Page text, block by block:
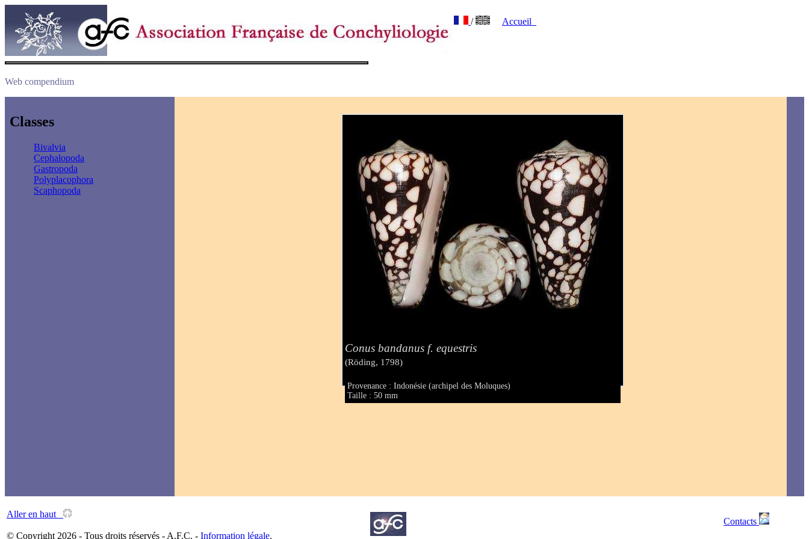
/ Accueil
Web compendium
Classes
Bivalvia
Cephalopoda
Gastropoda
Polyplacophora
Scaphopoda
Conus bandanus f. equestris
(Röding, 1798)
Provenance : Indonésie (archipel des Moluques)
Taille : 50 mm
Aller en haut
© Copyright 2026 - Tous droits réservés - A.F.C. - Information légale.
Contacts